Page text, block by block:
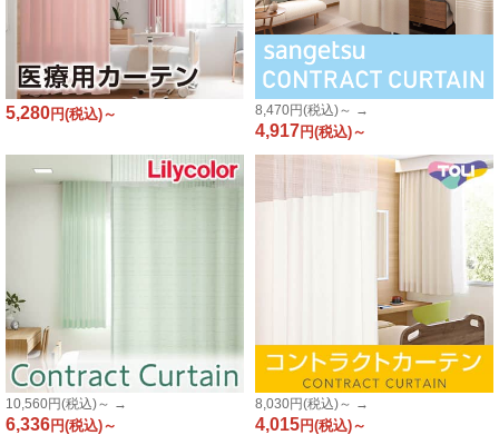
5,280円(税込)～ 8,470円(税込)～ →
4,917円(税込)～
10,560円(税込)～ →
6,336円(税込)～
8,030円(税込)～ →
4,015円(税込)～